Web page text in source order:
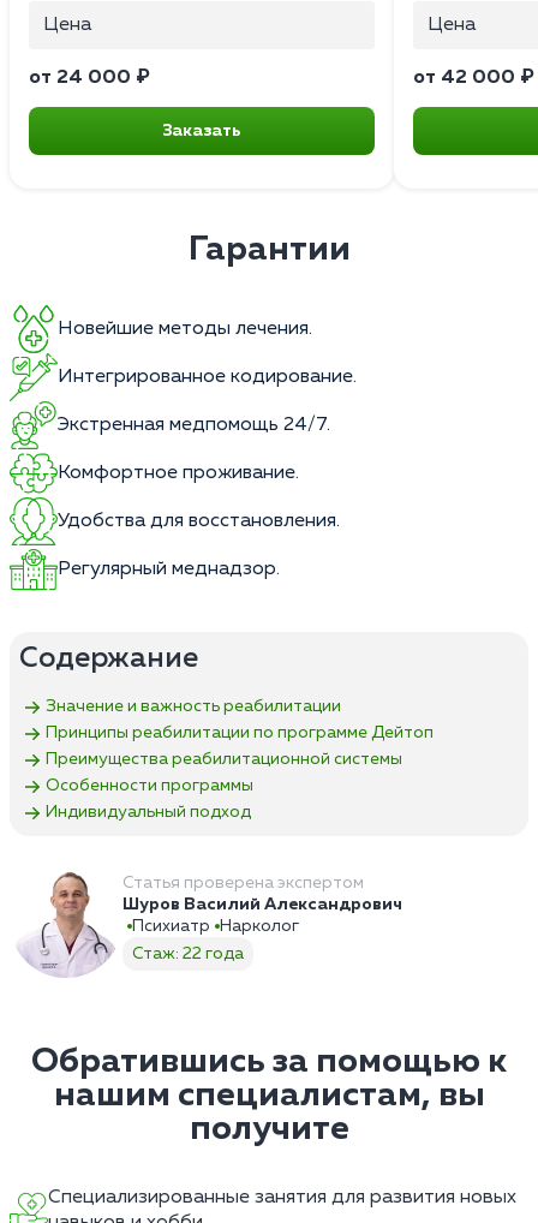
Цена
от 24 000 ₽
Заказать
Цена
от 42 000 ₽
Гарантии
Новейшие методы лечения.
Интегрированное кодирование.
Экстренная медпомощь 24/7.
Комфортное проживание.
Удобства для восстановления.
Регулярный меднадзор.
Содержание
Значение и важность реабилитации
Принципы реабилитации по программе Дейтоп
Преимущества реабилитационной системы
Особенности программы
Индивидуальный подход
Статья проверена экспертом
Шуров Василий Александрович
Психиатр
Нарколог
Стаж: 22 года
Обратившись за помощью к
нашим специалистам, вы
получите
Специализированные занятия для развития новых